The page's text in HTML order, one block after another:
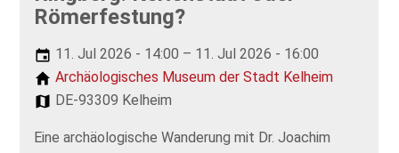
Römerfestung?
11. Jul 2026 - 14:00 – 11. Jul 2026 - 16:00
Archäologisches Museum der Stadt Kelheim
DE-93309 Kelheim
Eine archäologische Wanderung mit Dr. Joachim